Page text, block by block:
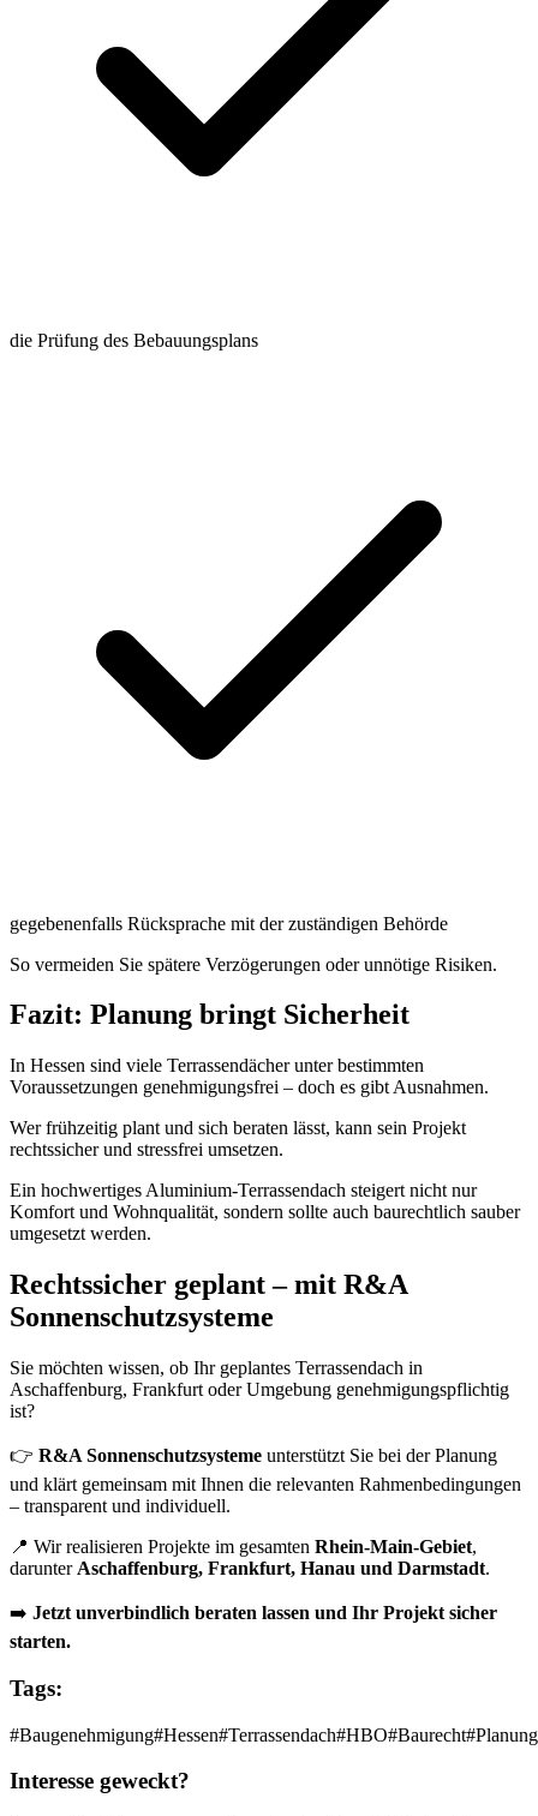
die Prüfung des Bebauungsplans
gegebenenfalls Rücksprache mit der zuständigen Behörde
So vermeiden Sie spätere Verzögerungen oder unnötige Risiken.
Fazit: Planung bringt Sicherheit
In Hessen sind viele Terrassendächer unter bestimmten
Voraussetzungen genehmigungsfrei – doch es gibt Ausnahmen.
Wer frühzeitig plant und sich beraten lässt, kann sein Projekt
rechtssicher und stressfrei umsetzen.
Ein hochwertiges Aluminium-Terrassendach steigert nicht nur
Komfort und Wohnqualität, sondern sollte auch baurechtlich sauber
umgesetzt werden.
Rechtssicher geplant – mit R&A
Sonnenschutzsysteme
Sie möchten wissen, ob Ihr geplantes Terrassendach in
Aschaffenburg, Frankfurt oder Umgebung genehmigungspflichtig
ist?
👉 R&A Sonnenschutzsysteme unterstützt Sie bei der Planung
und klärt gemeinsam mit Ihnen die relevanten Rahmenbedingungen
– transparent und individuell.
📍 Wir realisieren Projekte im gesamten Rhein-Main-Gebiet,
darunter Aschaffenburg, Frankfurt, Hanau und Darmstadt.
➡️ Jetzt unverbindlich beraten lassen und Ihr Projekt sicher
starten.
Tags:
#Baugenehmigung#Hessen#Terrassendach#HBO#Baurecht#Planung
Interesse geweckt?